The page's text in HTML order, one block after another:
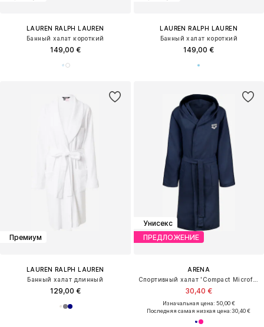
LAUREN RALPH LAUREN
Банный халат короткий
149,00 €
LAUREN RALPH LAUREN
Банный халат короткий
149,00 €
Премиум
LAUREN RALPH LAUREN
Банный халат длинный
129,00 €
Унисекс
ПРЕДЛОЖЕНИЕ
ARENA
30,40 €
Изначальная цена: 50,00 €
Последняя самая низкая цена:30,40 €